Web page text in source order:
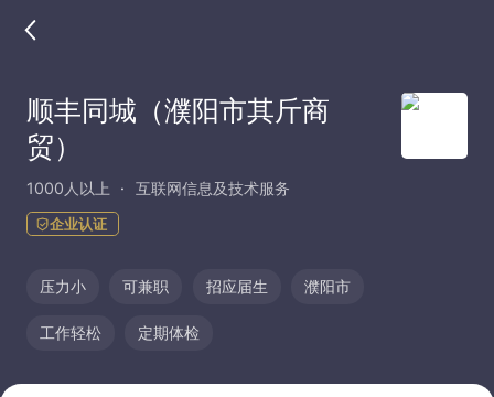
顺丰同城（濮阳市其斤商
贸）
1000人以上 互联网信息及技术服务
企业认证
压力小 可兼职 招应届生 濮阳市
工作轻松 定期体检